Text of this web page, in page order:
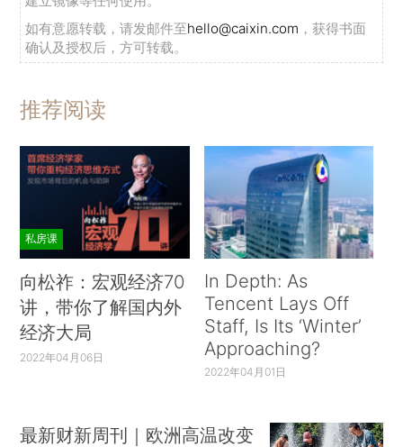
如有意愿转载，请发邮件至hello@caixin.com ，获得书面
确认及授权后，方可转载。
推荐阅读
私房课
向松祚：宏观经济70
讲，带你了解国内外
经济大局
2022年04月06日
In Depth: As
Tencent Lays Off
Staff, Is Its ‘Winter’
Approaching?
2022年04月01日
最新财新周刊｜欧洲高温改变